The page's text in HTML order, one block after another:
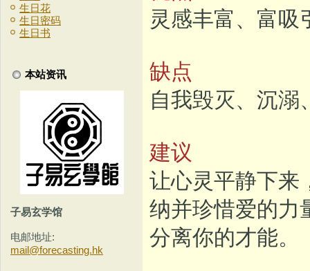
生日花
生日密码
生日书
本站资讯
子易玄学馆
电邮地址:
mail@forecasting.hk
灵感丰富、富吸
缺点
自我毁灭、沉溺
建议
让心灵平静下来
纳并珍惜爱的力
分离你的才能。